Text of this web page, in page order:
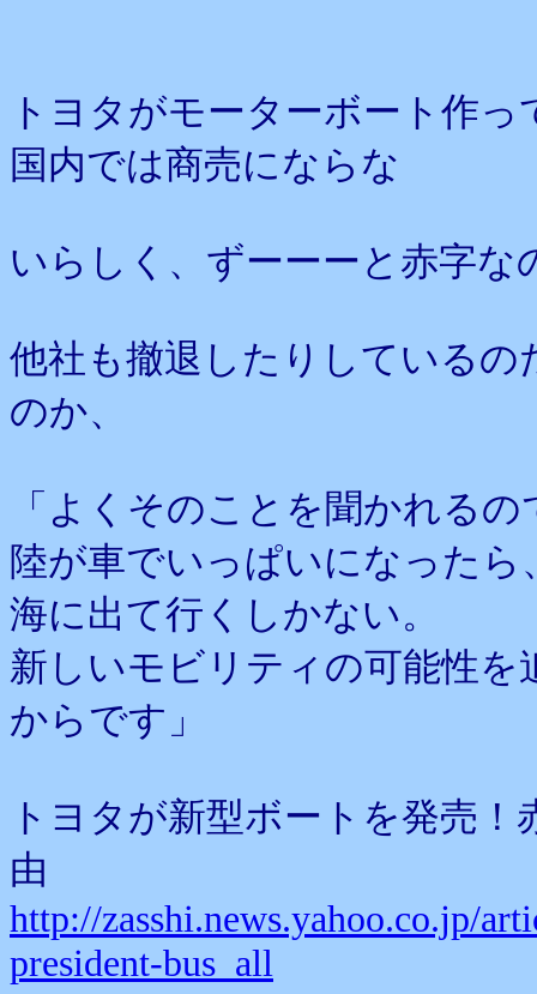
トヨタがモーターボート作
国内では商売にならな
いらしく、ずーーーと赤字な
他社も撤退したりしている
のか、
「よくそのことを聞かれる
陸が車でいっぱいになった
海に出て行くしかない。
新しいモビリティの可能性
からです」
トヨタが新型ボートを発売
由
http://zasshi.news.yahoo.co.jp/
president-bus_all